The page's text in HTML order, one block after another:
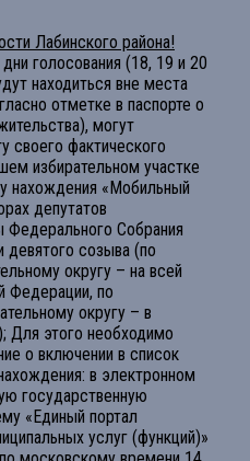
Лабинского района!
голосования (18, 19 и 20
находиться вне места
отметке в паспорте о
могут
своего фактического
избирательном участке
нахождения «Мобильный
депутатов
Федерального Собрания
девятого созыва (по
округу – на всей
Федерации, по
округу – в
Для этого необходимо
о включении в список
в электронном
государственную
«Единый портал
услуг (функций)»